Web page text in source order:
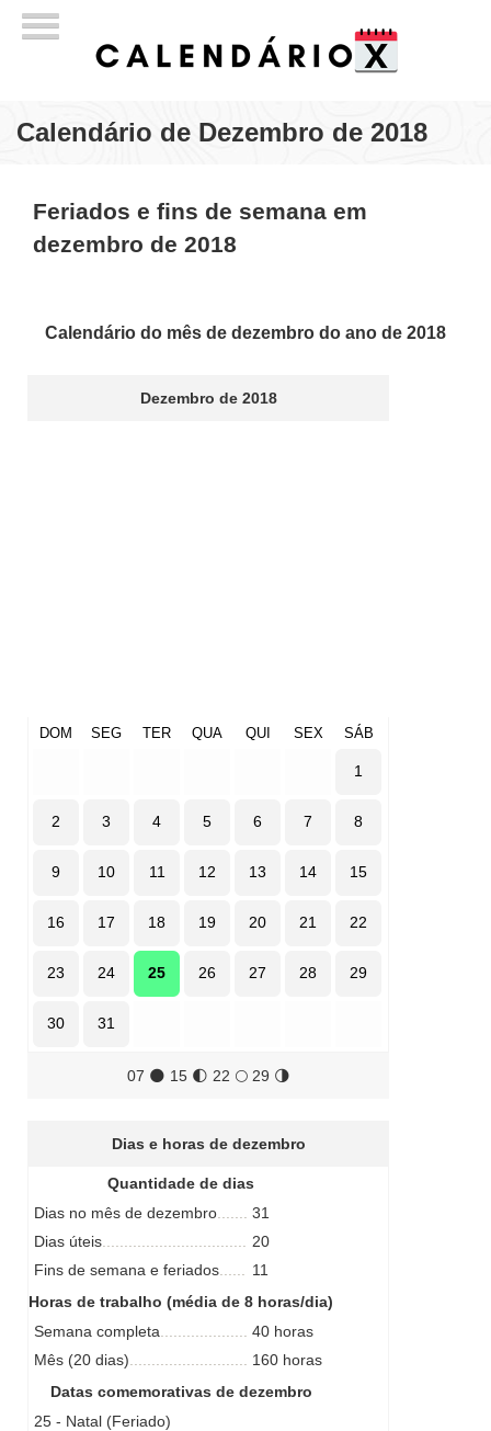
Calendário de Dezembro de 2018
Feriados e fins de semana em
dezembro de 2018
Calendário do mês de dezembro do ano de 2018
Dezembro de 2018
DOM SEG TER QUA QUI SEX SÁB
1
2 3 4 5 6 7 8
9 10 11 12 13 14 15
16 17 18 19 20 21 22
23 24 25 26 27 28 29
30 31
07 🌑 15 🌓 22 🌕29 🌗
Dias e horas de dezembro
Quantidade de dias
Dias no mês de dezembro
31
Dias úteis
20
Fins de semana e feriados
11
Horas de trabalho (média de 8 horas/dia)
Semana completa
40 horas
Mês (20 dias)
160 horas
Datas comemorativas de dezembro
25 - Natal (Feriado)